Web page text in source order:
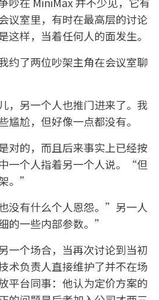
议室里，有时在最高层的讨论
这样，当着任何人的面发生。
约了两位吵架主角在会议室聊
，另一个人也推门进来了。我
尴尬，但好像一点都没有。
对的，而且后来事实上已经按
一个人指着另一个人说。“但
。”
没有什么个人恩怨。”另一人
的一些内部参数。”
一个场合，当再次讨论到当初
术负责人直接维护了并不在场
平台同事：他认为定价方案的